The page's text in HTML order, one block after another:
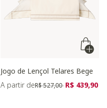
Jogo de Lençol Telares Bege
A partir dePreço reduzido de
R$ 527,00 para
R$ 439,90